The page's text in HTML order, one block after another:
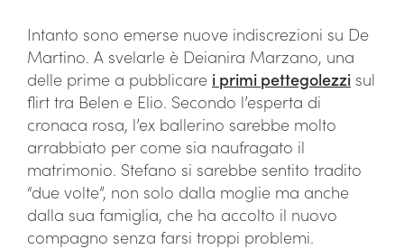
Intanto sono emerse nuove indiscrezioni su De
Martino. A svelarle è Deianira Marzano, una
delle prime a pubblicare i primi pettegolezzi sul
flirt tra Belen e Elio. Secondo l’esperta di
cronaca rosa, l’ex ballerino sarebbe molto
arrabbiato per come sia naufragato il
matrimonio. Stefano si sarebbe sentito tradito
“due volte”, non solo dalla moglie ma anche
dalla sua famiglia, che ha accolto il nuovo
compagno senza farsi troppi problemi.